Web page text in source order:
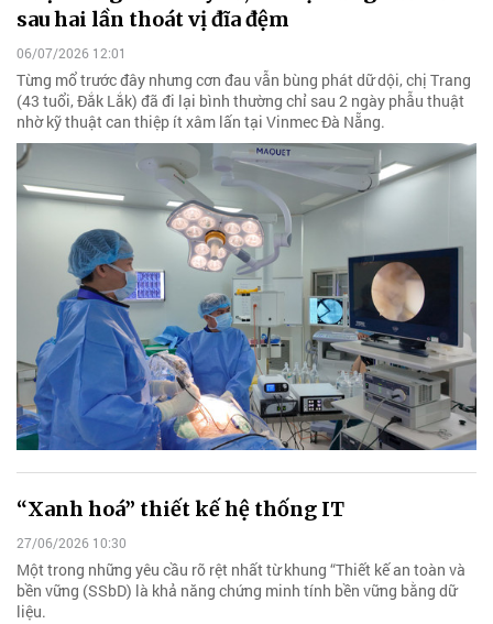
sau hai lần thoát vị đĩa đệm
06/07/2026 12:01
Từng mổ trước đây nhưng cơn đau vẫn bùng phát dữ dội, chị Trang
(43 tuổi, Đắk Lắk) đã đi lại bình thường chỉ sau 2 ngày phẫu thuật
nhờ kỹ thuật can thiệp ít xâm lấn tại Vinmec Đà Nẵng.
“Xanh hoá” thiết kế hệ thống IT
27/06/2026 10:30
Một trong những yêu cầu rõ rệt nhất từ khung “Thiết kế an toàn và
bền vững (SSbD) là khả năng chứng minh tính bền vững bằng dữ
liệu.